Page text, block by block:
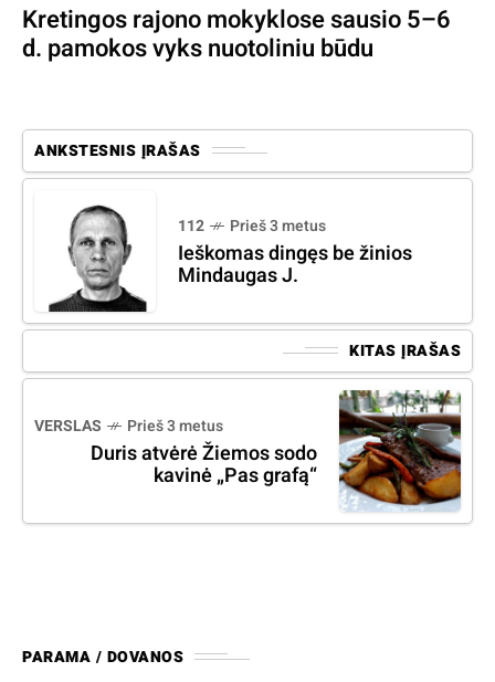
Kretingos rajono mokyklose sausio 5–6
d. pamokos vyks nuotoliniu būdu
ANKSTESNIS ĮRAŠAS
112 Prieš 3 metus
Ieškomas dingęs be žinios
Mindaugas J.
KITAS ĮRAŠAS
VERSLAS Prieš 3 metus
Duris atvėrė Žiemos sodo
kavinė „Pas grafą“
PARAMA / DOVANOS